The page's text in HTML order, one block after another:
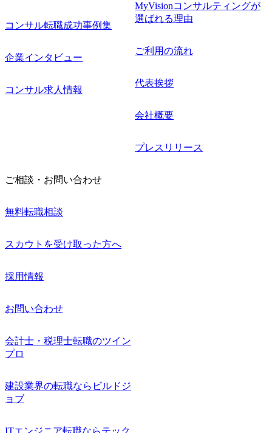
コンサル転職成功事例集
企業インタビュー
コンサル求人情報
MyVisionコンサルティングが
選ばれる理由
ご利用の流れ
代表挨拶
会社概要
プレスリリース
ご相談・お問い合わせ
無料転職相談
スカウトを受け取った方へ
採用情報
お問い合わせ
会計士・税理士転職のツイン
プロ
建設業界の転職ならビルドジ
ョブ